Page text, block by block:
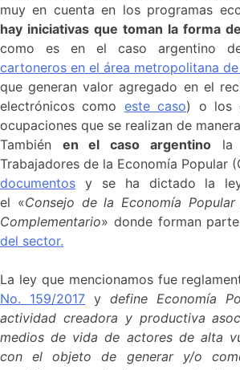
muy en cuenta en los programas
hay iniciativas que toman la forma de
como es en el caso argentino
cartoneros en el área metropolitana
que generan valor agregado en el
electrónicos como este caso) o los
ocupaciones que se realizan de manera
También en el caso argentinola
Trabajadores de la Economía Popular
documentos y se ha dictado la
el «Consejo de la Economía
Complementario» donde forman parte
del sector.
La ley que mencionamos fue
No. 159/2017 y define Economía
actividad creadora y productiva
medios de vida de actores de alta
con el objeto de generar y/o